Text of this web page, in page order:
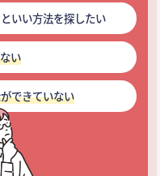
いい方法を探したい
い
できていない